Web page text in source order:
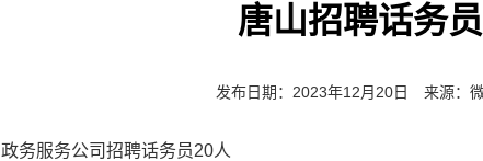
唐山招聘话务
发布日期：2023年12月20日 来源：
务服务公司招聘话务员20人